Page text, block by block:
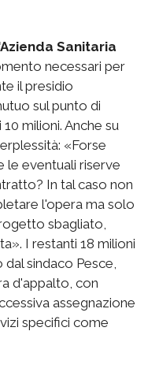
Sanitaria
necessari per
il presidio
sul punto di
milioni. Anche su
«Forse
le eventuali riserve
In tal caso non
l'opera ma solo
sbagliato,
I restanti 18 milioni
sindaco Pesce,
d'appalto, con
assegnazione
specifici come